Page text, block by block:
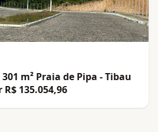
m² Praia de Pipa - Tibau
135.054,96